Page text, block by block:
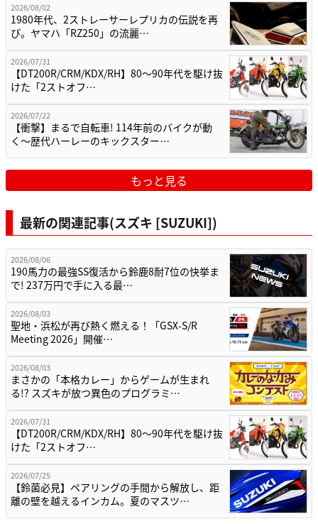
2026/08/02
1980年代、2ストレーサーレプリカの伝説を再
び。ヤマハ「RZ250」の流麗…
2026/07/31
【DT200R/CRM/KDX/RH】80〜90年代を駆け抜
けた「2ストオフ…
2026/07/22
【衝撃】まるで自転車! 114年前のバイクが動
く〜歴代ハーレーのキックスター…
もっと見る
最新の関連記事(スズキ [SUZUKI])
2026/08/06
190馬力の最強SS復活から鈴鹿8耐7位の快挙ま
で! 237万円で手に入る最…
2026/08/03
聖地・浜松が再び熱く燃える！「GSX-S/R
Meeting 2026」開催…
2026/08/03
まさかの「本格カレー」からゲームが生まれ
る!? スズキが放つ異色のプログラミ…
2026/07/31
【DT200R/CRM/KDX/RH】80〜90年代を駆け抜
けた「2ストオフ…
2026/07/25
【鈴菌必見】ペアリングの手間から解放し、距
離の壁を越えるインカム。夏のマスツ…